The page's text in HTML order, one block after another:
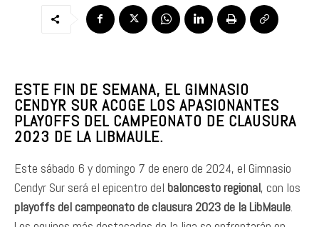
ESTE FIN DE SEMANA, EL GIMNASIO
CENDYR SUR ACOGE LOS APASIONANTES
PLAYOFFS DEL CAMPEONATO DE CLAUSURA
2023 DE LA LIBMAULE.
Este sábado 6 y domingo 7 de enero de 2024, el Gimnasio
Cendyr Sur será el epicentro del baloncesto regional, con los
playoffs del campeonato de clausura 2023 de la LibMaule